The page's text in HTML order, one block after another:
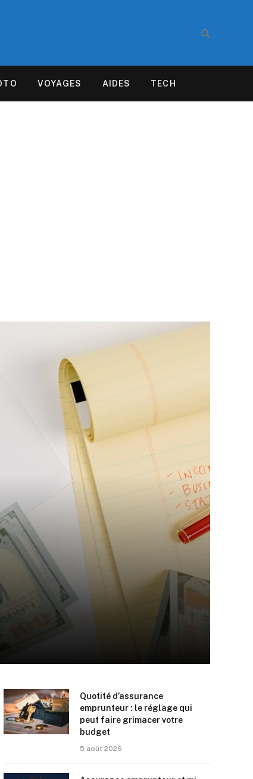
VOYAGES AIDES TECH
Quotité d’assurance
emprunteur : le réglage qui
peut faire grimacer votre
budget
5 août 2026